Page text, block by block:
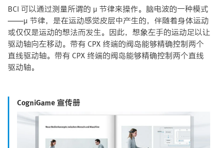
BCI 可以通过测量所谓的 μ 节律来操作。脑电波的一种模式
——μ 节律，是在运动感觉皮层中产生的，伴随着身体运动
或仅仅是运动的想法而发生。因此，想象左手的运动足以让
驱动轴向左移动。带有 CPX 终端的阀岛能够精确控制两个
直线驱动轴。带有 CPX 终端的阀岛能够精确控制两个直线
驱动轴。
CogniGame 宣传册